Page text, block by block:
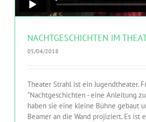
NACHTGESCHICHTEN IM
05/04/2018
Theater Strahl ist ein Jugendtheater.
"Nachtgeschichten - eine Anleitung
haben sie eine kleine Bühne gebaut
Beamer an die Wand projiziert. Es ist